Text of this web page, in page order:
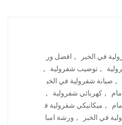
في الخبر
, افضل ور
, توضيب شفرولية
,
, صيانة شفرولية في الخب
, كهربائي شفرولية
,
, ميكانيكي شفرولية ف
في الخبر , ورشة امبا